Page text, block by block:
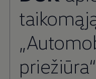
apžvalga
Su „VW Connect“ arba
Volkswagen“ taikomąją
klientų portalą arba
priežiūra“